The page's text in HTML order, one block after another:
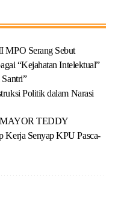
MPO Serang Sebut
“Kejahatan Intelektual”
Politik dalam Narasi
TEDDY
Kerja Senyap KPU Pasca-